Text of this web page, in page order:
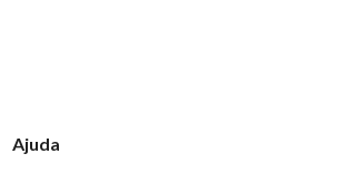
Ajuda